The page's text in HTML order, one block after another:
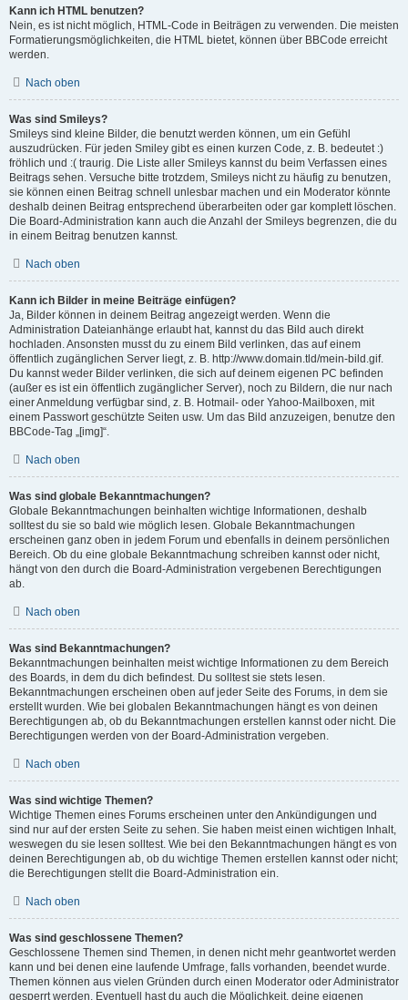
Kann ich HTML benutzen?
Nein, es ist nicht möglich, HTML-Code in Beiträgen zu verwenden. Die meisten
Formatierungsmöglichkeiten, die HTML bietet, können über BBCode erreicht
werden.
Nach oben
Was sind Smileys?
Smileys sind kleine Bilder, die benutzt werden können, um ein Gefühl
auszudrücken. Für jeden Smiley gibt es einen kurzen Code, z. B. bedeutet :)
fröhlich und :( traurig. Die Liste aller Smileys kannst du beim Verfassen eines
Beitrags sehen. Versuche bitte trotzdem, Smileys nicht zu häufig zu benutzen,
sie können einen Beitrag schnell unlesbar machen und ein Moderator könnte
deshalb deinen Beitrag entsprechend überarbeiten oder gar komplett löschen.
Die Board-Administration kann auch die Anzahl der Smileys begrenzen, die du
in einem Beitrag benutzen kannst.
Nach oben
Kann ich Bilder in meine Beiträge einfügen?
Ja, Bilder können in deinem Beitrag angezeigt werden. Wenn die
Administration Dateianhänge erlaubt hat, kannst du das Bild auch direkt
hochladen. Ansonsten musst du zu einem Bild verlinken, das auf einem
öffentlich zugänglichen Server liegt, z. B. http://www.domain.tld/mein-bild.gif.
Du kannst weder Bilder verlinken, die sich auf deinem eigenen PC befinden
(außer es ist ein öffentlich zugänglicher Server), noch zu Bildern, die nur nach
einer Anmeldung verfügbar sind, z. B. Hotmail- oder Yahoo-Mailboxen, mit
einem Passwort geschützte Seiten usw. Um das Bild anzuzeigen, benutze den
BBCode-Tag „[img]“.
Nach oben
Was sind globale Bekanntmachungen?
Globale Bekanntmachungen beinhalten wichtige Informationen, deshalb
solltest du sie so bald wie möglich lesen. Globale Bekanntmachungen
erscheinen ganz oben in jedem Forum und ebenfalls in deinem persönlichen
Bereich. Ob du eine globale Bekanntmachung schreiben kannst oder nicht,
hängt von den durch die Board-Administration vergebenen Berechtigungen
ab.
Nach oben
Was sind Bekanntmachungen?
Bekanntmachungen beinhalten meist wichtige Informationen zu dem Bereich
des Boards, in dem du dich befindest. Du solltest sie stets lesen.
Bekanntmachungen erscheinen oben auf jeder Seite des Forums, in dem sie
erstellt wurden. Wie bei globalen Bekanntmachungen hängt es von deinen
Berechtigungen ab, ob du Bekanntmachungen erstellen kannst oder nicht. Die
Berechtigungen werden von der Board-Administration vergeben.
Nach oben
Was sind wichtige Themen?
Wichtige Themen eines Forums erscheinen unter den Ankündigungen und
sind nur auf der ersten Seite zu sehen. Sie haben meist einen wichtigen Inhalt,
weswegen du sie lesen solltest. Wie bei den Bekanntmachungen hängt es von
deinen Berechtigungen ab, ob du wichtige Themen erstellen kannst oder nicht;
die Berechtigungen stellt die Board-Administration ein.
Nach oben
Was sind geschlossene Themen?
Geschlossene Themen sind Themen, in denen nicht mehr geantwortet werden
kann und bei denen eine laufende Umfrage, falls vorhanden, beendet wurde.
Themen können aus vielen Gründen durch einen Moderator oder Administrator
gesperrt werden. Eventuell hast du auch die Möglichkeit, deine eigenen